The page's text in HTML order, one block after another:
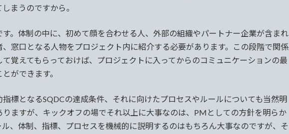
まうのですから。
。体制の中に、初めて顔を合わせる人、外部の組織やパートナー企業が含まれ
、窓口となる人物をプロジェクト内に紹介する必要があります。この段階で関係
覚えてもらっておけば、プロジェクトに入ってからのコミュニケーションの最
ができます。
標となるSQDCの達成条件、それに向けたプロセスやルールについても当然明
ますが、キックオフの場でそれ以上に大事なのは、PMとしての方針を明らか
ル、体制、指標、プロセスを機械的に説明するのはもちろん大事なのですが、そ